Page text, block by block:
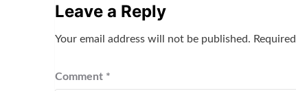
Leave a Reply
Your email address will not be published.
Comment *